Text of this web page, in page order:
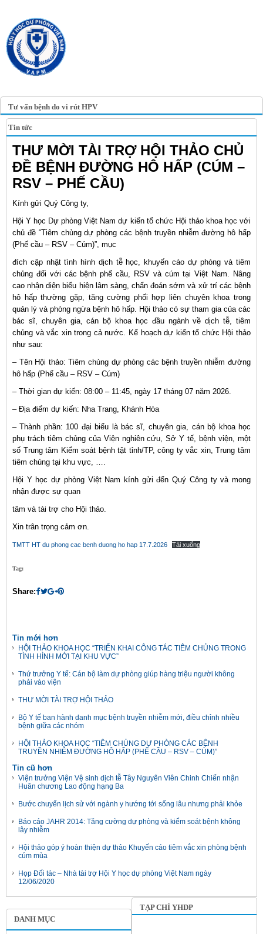
Tư vấn bệnh do vi rút HPV
DANH MỤC
Tin tức
THƯ MỜI TÀI TRỢ HỘI THẢO CHỦ
ĐỀ BỆNH ĐƯỜNG HÔ HẤP (CÚM –
RSV – PHẾ CẦU)
Kính gửi Quý Công ty,
Hội Y học Dự phòng Việt Nam dự kiến tổ chức Hội thảo khoa học với
chủ đề “Tiêm chủng dự phòng các bệnh truyền nhiễm đường hô hấp
(Phế cầu – RSV – Cúm)”, mục
đích cập nhật tình hình dịch tễ học, khuyến cáo dự phòng và tiêm
chủng đối với các bệnh phế cầu, RSV và cúm tại Việt Nam. Nâng
cao nhận diện biểu hiện lâm sàng, chẩn đoán sớm và xử trí các bệnh
hô hấp thường gặp, tăng cường phối hợp liên chuyên khoa trong
quản lý và phòng ngừa bệnh hô hấp. Hội thảo có sự tham gia của các
bác sĩ, chuyên gia, cán bộ khoa học đầu ngành về dịch tễ, tiêm
chủng và vắc xin trong cả nước. Kế hoạch dự kiến tổ chức Hội thảo
như sau:
– Tên Hội thảo: Tiêm chủng dự phòng các bệnh truyền nhiễm đường
hô hấp (Phế cầu – RSV – Cúm)
– Thời gian dự kiến: 08:00 – 11:45, ngày 17 tháng 07 năm 2026.
– Địa điểm dự kiến: Nha Trang, Khánh Hòa
– Thành phần: 100 đại biểu là bác sĩ, chuyên gia, cán bộ khoa học
phụ trách tiêm chủng của Viện nghiên cứu, Sở Y tế, bệnh viện, một
số Trung tâm Kiểm soát bệnh tật tỉnh/TP, công ty vắc xin, Trung tâm
tiêm chủng tại khu vực, ….
Hội Y học dự phòng Việt Nam kính gửi đến Quý Công ty và mong
nhận được sự quan
tâm và tài trợ cho Hội thảo.
Xin trân trọng cảm ơn.
TMTT HT du phong cac benh duong ho hap 17.7.2026 Tải xuống
Tag:
Share:
Tin mới hơn
HỘI THẢO KHOA HỌC “TRIỂN KHAI CÔNG TÁC TIÊM CHỦNG TRONG
TÌNH HÌNH MỚI TẠI KHU VỰC”
Thứ trưởng Y tế: Cán bộ làm dự phòng giúp hàng triệu người không
phải vào viện
THƯ MỜI TÀI TRỢ HỘI THẢO
Bộ Y tế ban hành danh mục bệnh truyền nhiễm mới, điều chỉnh nhiều
bệnh giữa các nhóm
HỘI THẢO KHOA HỌC “TIÊM CHỦNG DỰ PHÒNG CÁC BỆNH
TRUYỀN NHIỄM ĐƯỜNG HÔ HẤP (PHẾ CẦU – RSV – CÚM)”
Tin cũ hơn
Viện trưởng Viện Vệ sinh dịch tễ Tây Nguyên Viên Chinh Chiến nhận
Huân chương Lao động hạng Ba
Bước chuyển lịch sử với ngành y hướng tới sống lâu nhưng phải khỏe
Báo cáo JAHR 2014: Tăng cường dự phòng và kiểm soát bệnh không
lây nhiễm
Hội thảo góp ý hoàn thiện dự thảo Khuyến cáo tiêm vắc xin phòng bệnh
cúm mùa
Họp Đối tác – Nhà tài trợ Hội Y học dự phòng Việt Nam ngày
12/06/2020
TẠP CHÍ YHDP